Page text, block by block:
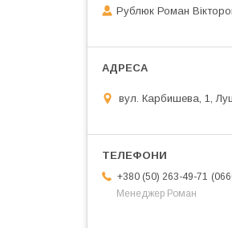
Рублюк Роман
вул. Карбишева, 1,
+380 (50) 263-49-71
Менеджер Роман